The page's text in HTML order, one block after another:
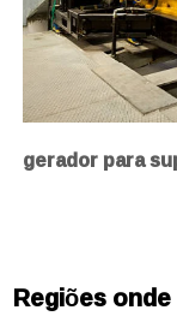
gerador para
Regiões